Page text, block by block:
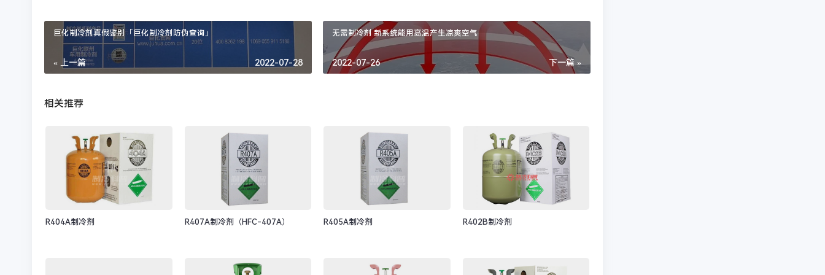
巨化制冷剂真假鉴别「巨化制冷剂防伪查询」
« 上一篇 2022-07-28
无需制冷剂 新系统能用高温产生凉爽空气
下一篇 »
2022-07-26
相关推荐
R404A制冷剂 R407A制冷剂（HFC-407A） R405A制冷剂 R402B制冷剂